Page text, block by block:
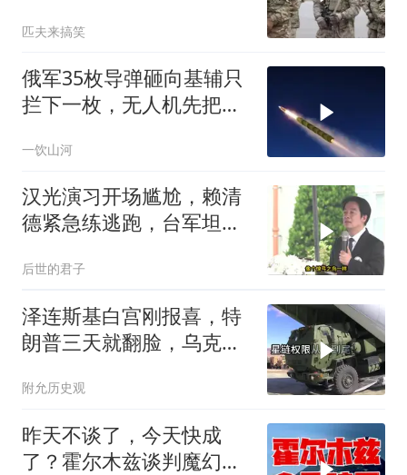
1
匹夫来搞笑
俄军35枚导弹砸向基辅只
拦下一枚，无人机先把爱
秋天反攻成了笑话
一饮山河
汉光演习开场尴尬，赖清
德紧急练逃跑，台军坦克
后世的君子
泽连斯基白宫刚报喜，特
朗普三天就翻脸，乌克兰
附允历史观
昨天不谈了，今天快成
了？霍尔木兹谈判魔幻反